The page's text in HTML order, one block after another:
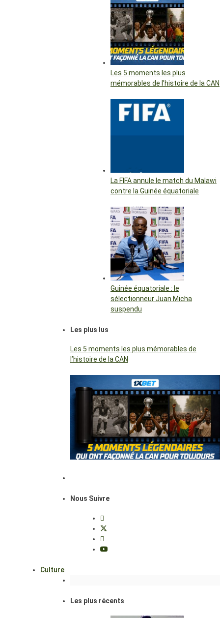
Les 5 moments les plus
mémorables de l’histoire de la CAN
La FIFA annule le match du Malawi
contre la Guinée équatoriale
Guinée équatoriale : le
sélectionneur Juan Micha
suspendu
Les plus lus
Les 5 moments les plus mémorables de
l’histoire de la CAN
Nous Suivre
Culture
Les plus récents